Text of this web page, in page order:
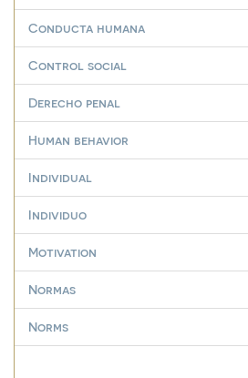
Conducta humana
Control social
Derecho penal
Human behavior
Individual
Individuo
Motivation
Normas
Norms